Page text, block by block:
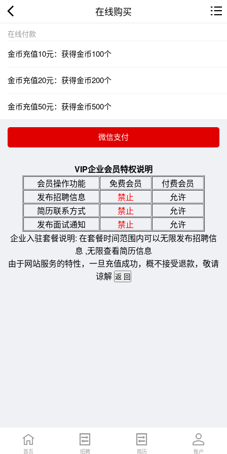
在线购买
在线付款
金币充值10元：获得金币100个
金币充值20元：获得金币200个
金币充值50元：获得金币500个
VIP企业会员特权说明
会员操作功能
免费会员
付费会员
发布招聘信息
禁止
允许
简历联系方式
禁止
允许
发布面试通知
禁止
允许
企业入驻套餐说明: 在套餐时间范围内可以无限发布招聘信
息 ,无限查看简历信息
由于网站服务的特性，一旦充值成功，概不接受退款，敬请
谅解
首页 招聘 简历 账户